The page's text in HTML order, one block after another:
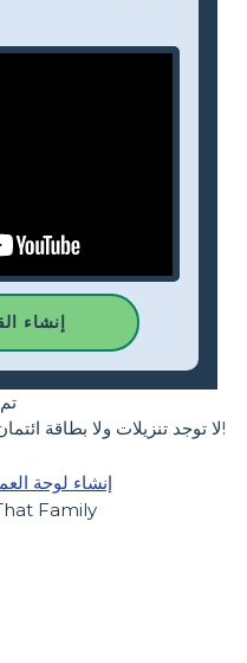
إنشاء
لا توجد تنزيلات ولا بطاقة ائتمان ولا حاجة إلى تسجيل الدخول للمحاولة!
إنشاء لوحة